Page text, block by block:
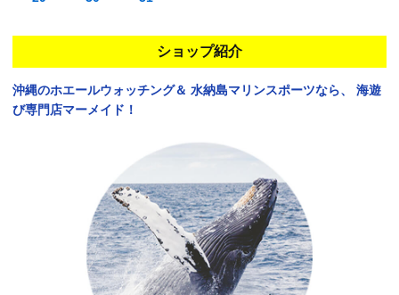
ショップ紹介
沖縄のホエールウォッチング＆ 水納島マリンスポーツなら、
海遊
び専門店マーメイド！